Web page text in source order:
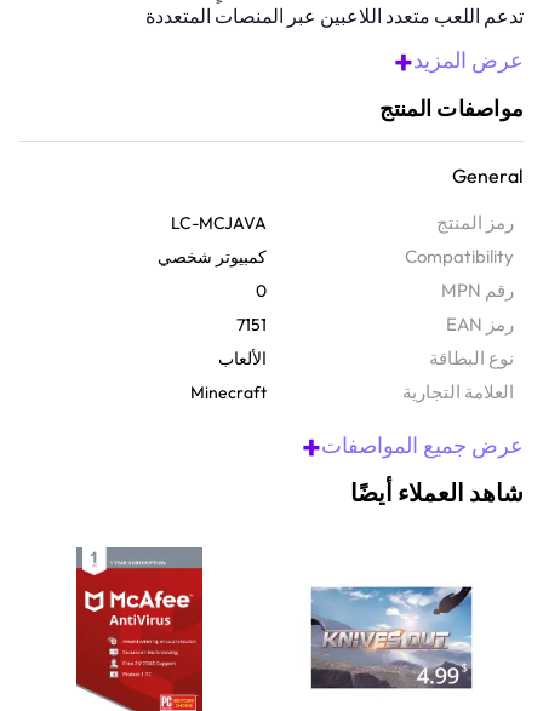
تدعم اللعب متعدد اللاعبين عبر المنصات المتعددة
رائعة للاعبين الجدد وذوي الخبرة
وBedrock. إنها رائعة لأي شخص يحب تخصيص لعبته واللعب مع الأصدقاء.
يمكنك التبديل بسهولة بين المنصات أو استكشاف مجموعة من التعديلات.
هذه البطاقة الرقمية جاهزة للكمبيوتر الشخصي الذي يعمل بنظام ويندوز،
بحيث يمكنك البدء على الفور - لا حاجة إلى أقراص ولا انتظار.
عرض المزيد+
مواصفات المنتج
General
رمز المنتج LC-MCJAVA
Compatibility كمبيوتر شخصي
رقم MPN 0
رمز EAN 7151
نوع البطاقة الألعاب
‫العلامة التجارية Minecraft
عرض جميع المواصفات+
شاهد العملاء أيضًا